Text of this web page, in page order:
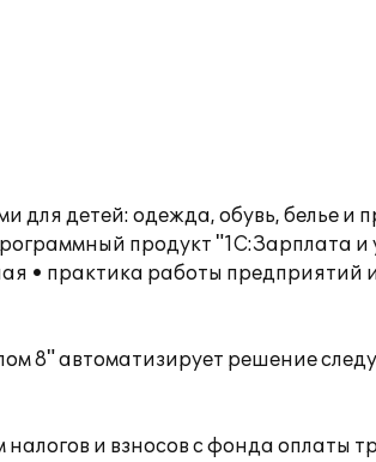
детей: одежда, обувь, белье и
продукт "1С:Зарплата и
• практика работы
8" автоматизирует решение
и взносов с фонда оплаты